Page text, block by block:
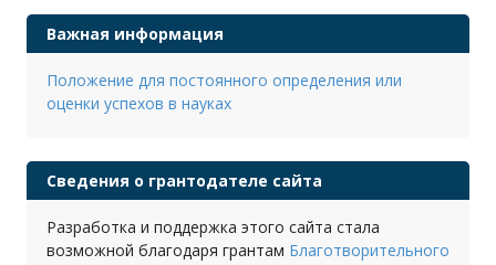
Важная информация
Положение для постоянного определения или
оценки успехов в науках
Сведения о грантодателе сайта
Разработка и поддержка этого сайта стала
возможной благодаря грантам Благотворительного